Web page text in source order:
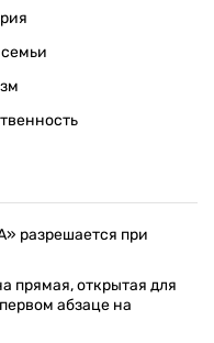
разрешается при
прямая, открытая для
абзаце на